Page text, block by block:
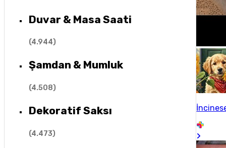
Duvar & Masa Saati
(4.944)
Şamdan & Mumluk
(4.508)
Dekoratif Saksı
(4.473)